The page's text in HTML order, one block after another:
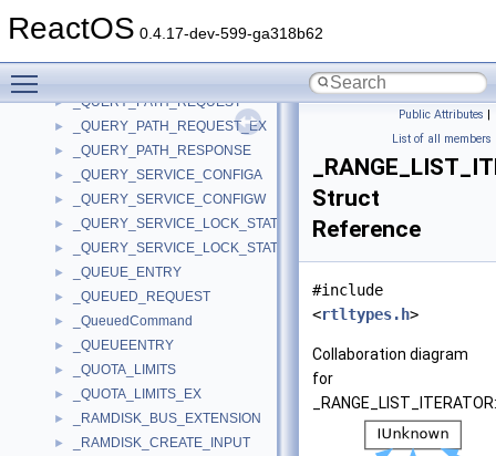
ReactOS 0.4.17-dev-599-ga318b62
► _QUERY_HW_WORK_ITEM
► _QUERY_PATH_REQUEST
► _QUERY_PATH_REQUEST_EX
► _QUERY_PATH_RESPONSE
► _QUERY_SERVICE_CONFIGA
► _QUERY_SERVICE_CONFIGW
► _QUERY_SERVICE_LOCK_STATUSA
► _QUERY_SERVICE_LOCK_STATUSW
► _QUEUE_ENTRY
► _QUEUED_REQUEST
► _QueuedCommand
► _QUEUEENTRY
► _QUOTA_LIMITS
► _QUOTA_LIMITS_EX
► _RAMDISK_BUS_EXTENSION
► _RAMDISK_CREATE_INPUT
Public Attributes |
List of all members
Struct
Reference
#include
<rtltypes.h>
Collaboration diagram
for
_RANGE_LIST_ITERATOR: